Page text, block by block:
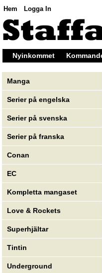
Hem Logga In
Nyinkommet
Manga
Serier på engelska
Serier på svenska
Serier på franska
Conan
EC
Kompletta mangaset
Love & Rockets
Superhjältar
Tintin
Underground